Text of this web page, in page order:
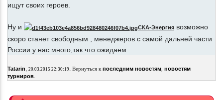
ищут своих героев.
Ну и СКА-Энергия возможно
скоро станет свободным , менеджеров с самой дальней части
России у нас много,так что ожидаем
Tatarin, 20.03.2015 22:30:19. Вернуться к последним новостям, новостям
турниров.